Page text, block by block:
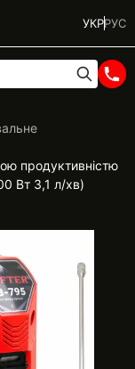
УКРРУС
продуктивністю
Вт 3,1 л/хв)